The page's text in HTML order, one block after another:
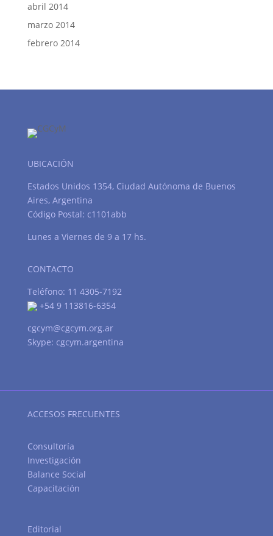
abril 2014
marzo 2014
febrero 2014
UBICACIÓN
Estados Unidos 1354, Ciudad Autónoma de Buenos
Aires, Argentina
Código Postal: c1101abb
Lunes a Viernes de 9 a 17 hs.
CONTACTO
Teléfono: 11 4305-7192
+54 9 113816-6354
cgcym@cgcym.org.ar
Skype: cgcym.argentina
ACCESOS FRECUENTES
Consultoría
Investigación
Balance Social
Capacitación
Editorial